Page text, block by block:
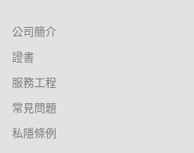
公司簡介
證書
服務工程
常見問題
私隱條例